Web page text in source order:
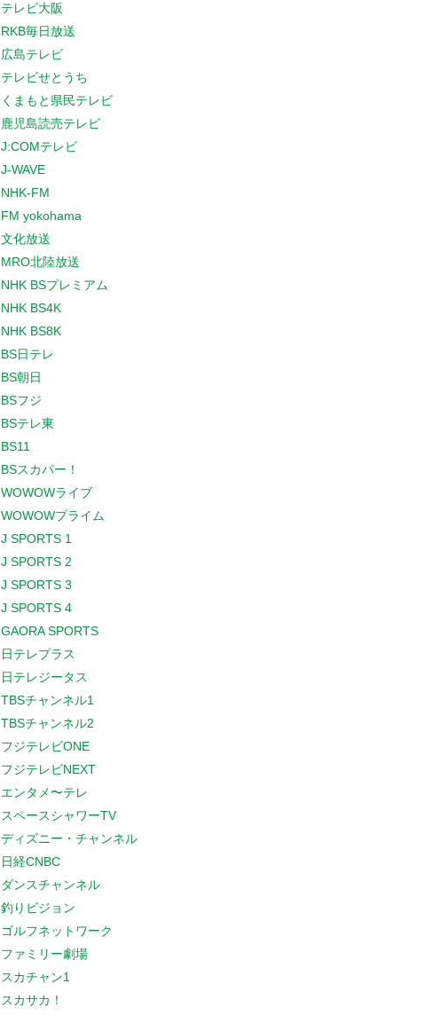
テレビ大阪
RKB毎日放送
広島テレビ
テレビせとうち
くまもと県民テレビ
鹿児島読売テレビ
J:COMテレビ
J-WAVE
NHK-FM
FM yokohama
文化放送
MRO北陸放送
NHK BSプレミアム
NHK BS4K
NHK BS8K
BS日テレ
BS朝日
BSフジ
BSテレ東
BS11
BSスカパー！
WOWOWライブ
WOWOWプライム
J SPORTS 1
J SPORTS 2
J SPORTS 3
J SPORTS 4
GAORA SPORTS
日テレプラス
日テレジータス
TBSチャンネル1
TBSチャンネル2
フジテレビONE
フジテレビNEXT
エンタメ〜テレ
スペースシャワーTV
ディズニー・チャンネル
日経CNBC
ダンスチャンネル
釣りビジョン
ゴルフネットワーク
ファミリー劇場
スカチャン1
スカサカ！